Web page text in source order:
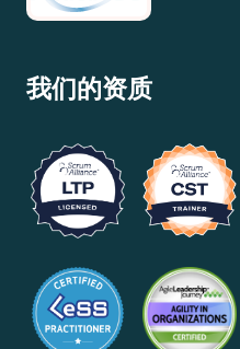
我们的资质